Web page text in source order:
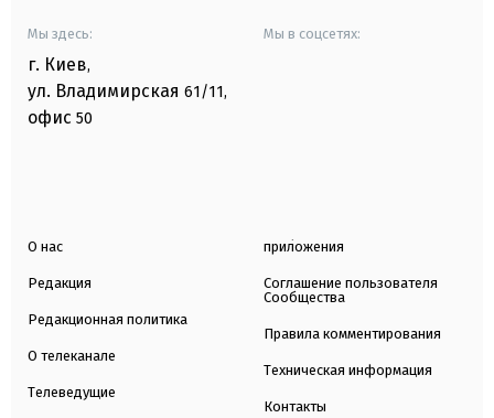
Мы здесь:
г. Киев,
ул. Владимирская 61/11,
офис 50
Мы в соцсетях:
О нас
Редакция
Редакционная политика
О телеканале
Телеведущие
приложения
Соглашение пользователя
Сообщества
Правила комментирования
Техническая информация
Контакты